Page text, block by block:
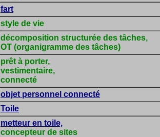
fart
style de vie
décomposition structurée des tâches,
OT (organigramme des tâches)
prêt à porter,
vestimentaire,
connecté
objet personnel connecté
Toile
metteur en toile,
concepteur de sites